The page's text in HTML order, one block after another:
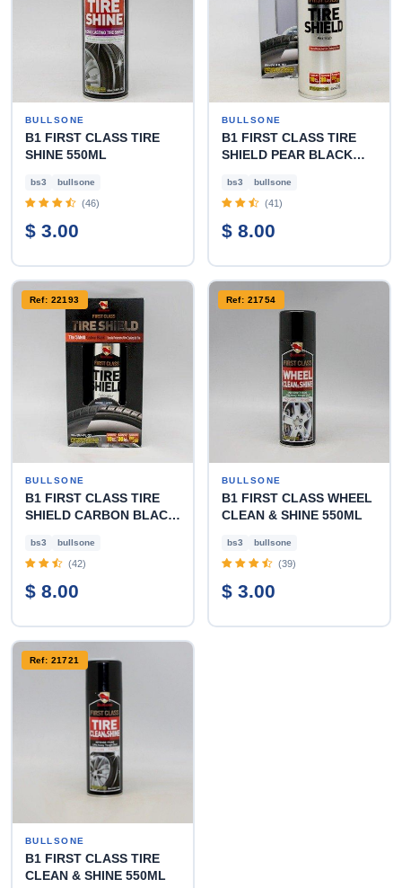
BULLSONE
B1 FIRST CLASS TIRE
SHINE 550ML
bs3 bullsone
(46)
$ 3.00
BULLSONE
B1 FIRST CLASS TIRE
SHIELD PEAR BLACK
bs3 bullsone
(41)
$ 8.00
Ref: 22193
BULLSONE
B1 FIRST CLASS TIRE
SHIELD CARBON BLACK
bs3 bullsone
(42)
$ 8.00
Ref: 21754
BULLSONE
B1 FIRST CLASS WHEEL
CLEAN & SHINE 550ML
bs3 bullsone
(39)
$ 3.00
Ref: 21721
BULLSONE
B1 FIRST CLASS TIRE
CLEAN & SHINE 550ML